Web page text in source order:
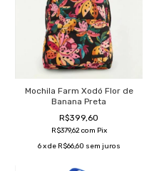
Mochila Farm Xodó Flor de
Banana Preta
R$399,60
R$379,62com Pix
6 x de R$66,60 sem juros